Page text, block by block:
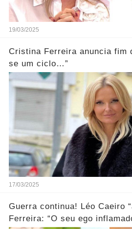
19/03/2025
Cristina Ferreira anuncia fim
se um ciclo…”
17/03/2025
Guerra continua! Léo Caeiro
Ferreira: “O seu ego